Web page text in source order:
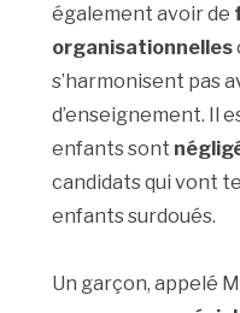
également avoir de
organisationnelles
s’harmonisent pas
d’enseignement. Il
enfants sont
candidats qui vont
enfants surdoués.
Un garçon, appelé